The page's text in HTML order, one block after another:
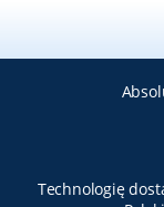
Technologię